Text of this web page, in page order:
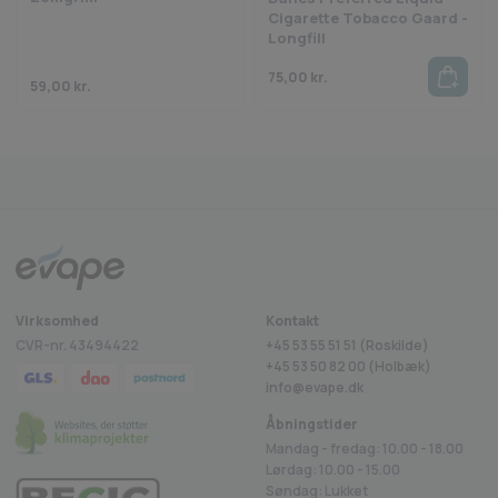
59,00 kr.
Cigarette Tobacco Gaard -
Longfill
75,00 kr.
Virksomhed
CVR-nr. 43494422
Kontakt
+45 53 55 51 51 (Roskilde)
+45 53 50 82 00 (Holbæk)
info@evape.dk
Åbningstider
Mandag - fredag: 10.00 - 18.00
Lørdag: 10.00 - 15.00
Søndag: Lukket